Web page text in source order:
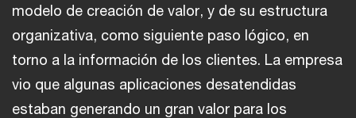
modelo de creación de valor, y de su estructura
organizativa, como siguiente paso lógico, en
torno a la información de los clientes. La empresa
vio que algunas aplicaciones desatendidas
estaban generando un gran valor para los